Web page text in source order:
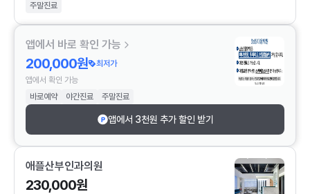
주말진료
앱에서 바로 확인 가능
200,000원
최저가
앱에서 확인 가능
바로예약
야간진료 주말진료
앱에서 3천원 추가 할인 받기
애플산부인과의원
230,000원